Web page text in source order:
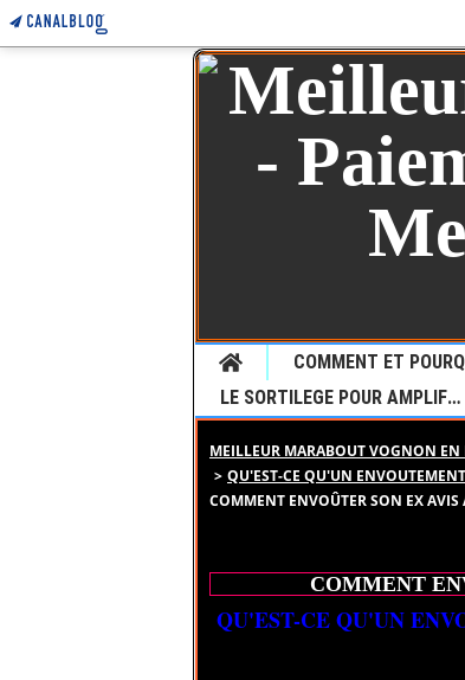
Home
LE SORTILEGE POUR AMPLIFIER LE DESIR
MEILLEUR MARABOUT VOGNON
> QU'EST-CE QU'UN
COMMENT ENVOÛTER SON EX AVIS
COMMENT
QU'EST-CE QU'UN